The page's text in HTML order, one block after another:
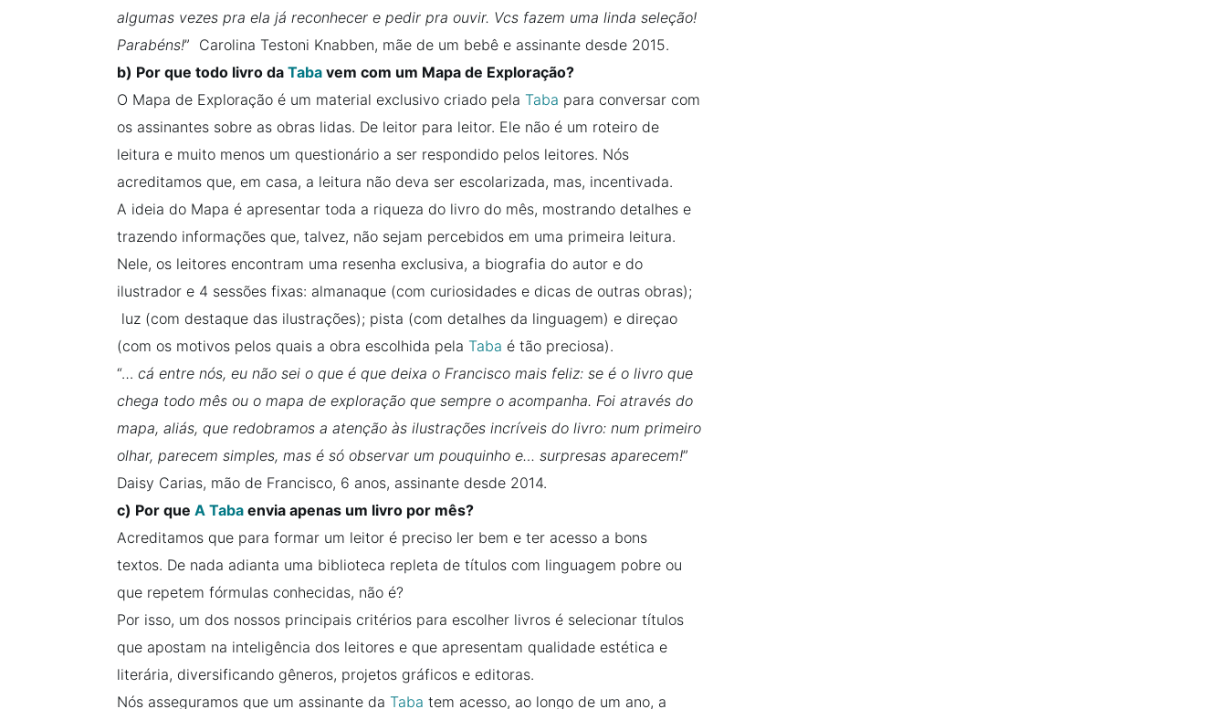
algumas vezes pra ela já reconhecer e pedir pra ouvir. Vcs fazem uma linda seleção!
Parabéns!” Carolina Testoni Knabben, mãe de um bebê e assinante desde 2015.
b) Por que todo livro da Taba vem com um Mapa de Exploração?
O Mapa de Exploração é um material exclusivo criado pela Taba para conversar com
os assinantes sobre as obras lidas. De leitor para leitor. Ele não é um roteiro de
leitura e muito menos um questionário a ser respondido pelos leitores. Nós
acreditamos que, em casa, a leitura não deva ser escolarizada, mas, incentivada.
A ideia do Mapa é apresentar toda a riqueza do livro do mês, mostrando detalhes e
trazendo informações que, talvez, não sejam percebidos em uma primeira leitura.
Nele, os leitores encontram uma resenha exclusiva, a biografia do autor e do
ilustrador e 4 sessões fixas: almanaque (com curiosidades e dicas de outras obras);
luz (com destaque das ilustrações); pista (com detalhes da linguagem) e direçao
(com os motivos pelos quais a obra escolhida pela Taba é tão preciosa).
“… cá entre nós, eu não sei o que é que deixa o Francisco mais feliz: se é o livro que
chega todo mês ou o mapa de exploração que sempre o acompanha. Foi através do
mapa, aliás, que redobramos a atenção às ilustrações incríveis do livro: num primeiro
olhar, parecem simples, mas é só observar um pouquinho e… surpresas aparecem!”
Daisy Carias, mão de Francisco, 6 anos, assinante desde 2014.
c) Por que A Taba envia apenas um livro por mês?
Acreditamos que para formar um leitor é preciso ler bem e ter acesso a bons
textos. De nada adianta uma biblioteca repleta de títulos com linguagem pobre ou
que repetem fórmulas conhecidas, não é?
Por isso, um dos nossos principais critérios para escolher livros é selecionar títulos
que apostam na inteligência dos leitores e que apresentam qualidade estética e
literária, diversificando gêneros, projetos gráficos e editoras.
Nós asseguramos que um assinante da Taba tem acesso, ao longo de um ano, a